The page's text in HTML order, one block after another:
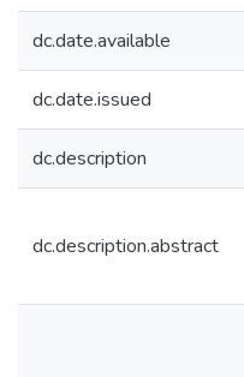
dc.date.available
dc.date.issued
dc.description
dc.description.abstract